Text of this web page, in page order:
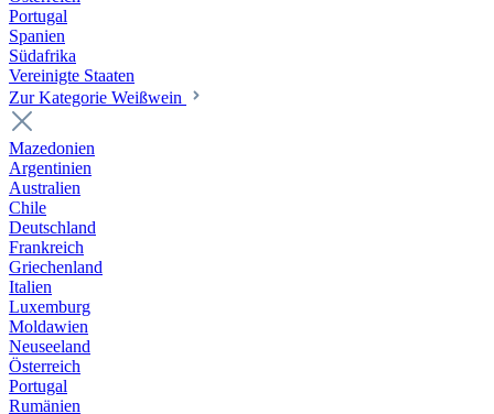
Portugal
Spanien
Südafrika
Vereinigte Staaten
Zur Kategorie Weißwein
Mazedonien
Argentinien
Australien
Chile
Deutschland
Frankreich
Griechenland
Italien
Luxemburg
Moldawien
Neuseeland
Österreich
Portugal
Rumänien